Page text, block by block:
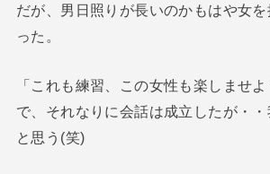
だが、男日照りが長いのかもはや女
った。
「これも練習、この女性も楽しませ
で、それなりに会話は成立したが・
と思う(笑)